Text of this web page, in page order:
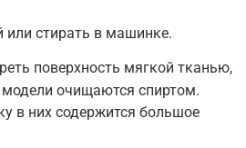
стирать в машинке.
поверхность мягкой тканью,
очищаются спиртом.
в них содержится большое